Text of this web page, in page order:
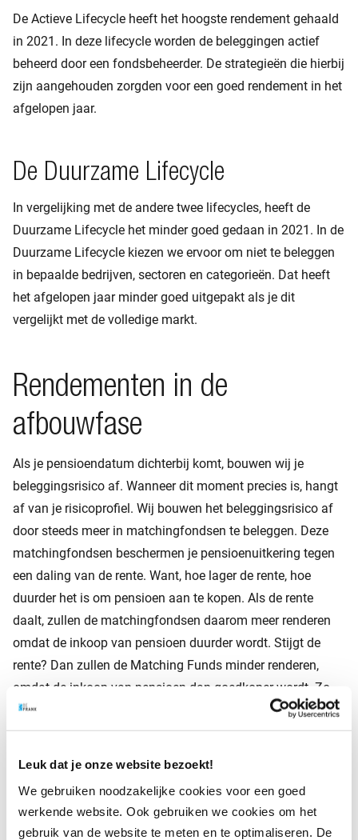
Leuk dat je onze website bezoekt!
We gebruiken noodzakelijke cookies voor een goed
werkende website. Ook gebruiken we cookies om het
gebruik van de website te meten en te optimaliseren. De
De Actieve Lifecycle heeft het hoogste rendement gehaald
in 2021. In deze lifecycle worden de beleggingen actief
beheerd door een fondsbeheerder. De strategieën die hierbij
zijn aangehouden zorgden voor een goed rendement in het
afgelopen jaar.
De Duurzame Lifecycle
In vergelijking met de andere twee lifecycles, heeft de
Duurzame Lifecycle het minder goed gedaan in 2021. In de
Duurzame Lifecycle kiezen we ervoor om niet te beleggen
in bepaalde bedrijven, sectoren en categorieën. Dat heeft
het afgelopen jaar minder goed uitgepakt als je dit
vergelijkt met de volledige markt.
Rendementen in de
afbouwfase
Als je pensioendatum dichterbij komt, bouwen wij je
beleggingsrisico af. Wanneer dit moment precies is, hangt
af van je risicoprofiel. Wij bouwen het beleggingsrisico af
door steeds meer in matchingfondsen te beleggen. Deze
matchingfondsen beschermen je pensioenuitkering tegen
een daling van de rente. Want, hoe lager de rente, hoe
duurder het is om pensioen aan te kopen. Als de rente
daalt, zullen de matchingfondsen daarom meer renderen
omdat de inkoop van pensioen duurder wordt. Stijgt de
rente? Dan zullen de Matching Funds minder renderen,
omdat de inkoop van pensioen dan goedkoper wordt. Zo
zorgen deze fondsen ervoor dat je pensioenuitkering
richting je pensioendatum zo stabiel mogelijk blijft.
Rentestijging in 2021